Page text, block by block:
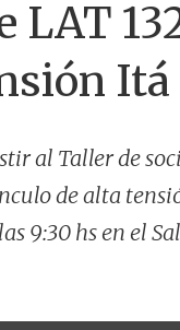
LAT
al Taller de
de alta
9:30 hs en el